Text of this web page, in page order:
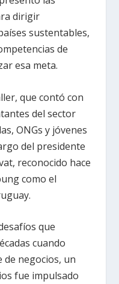
dirigir
sustentables,
de
esa meta.
que contó con
del sector
ONGs y jóvenes
del presidente
reconocido hace
como el
que
cuando
de negocios, un
fue impulsado